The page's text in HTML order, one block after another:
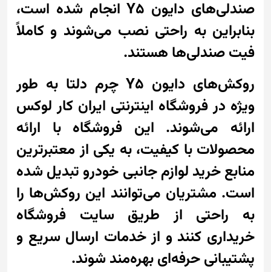
صندلی‌های دایون Y5 انجام شده است،
بنابراین به راحتی نصب می‌شوند و کاملاً
فیت صندلی‌ها هستند.
روکش‌های دایون Y5 چرم دلتا به طور
ویژه در فروشگاه اینترنتی ایران کار لوکس
ارائه می‌شوند. این فروشگاه با ارائه
محصولات با کیفیت، به یکی از معتبرترین
منابع خرید لوازم جانبی خودرو تبدیل شده
است. مشتریان می‌توانند این روکش‌ها را
به راحتی از طریق سایت فروشگاه
خریداری کنند و از خدمات ارسال سریع و
پشتیبانی حرفه‌ای بهره‌مند شوند.